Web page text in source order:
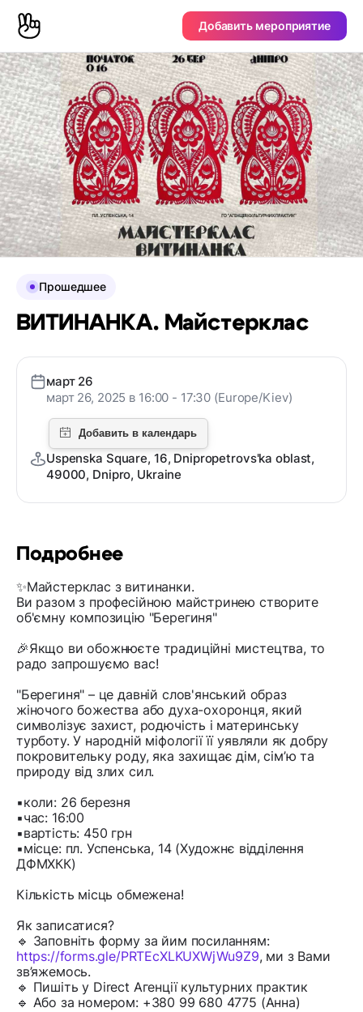
Добавить мероприятие
Подробнее
✨️Майстерклас з витинанки.
Ви разом з професійною майстринею створите
об'ємну композицію "Берегиня"
🎉Якщо ви обожнюєте традиційні мистецтва, то
радо запрошуємо вас!
"Берегиня" – це давній слов'янський образ
жіночого божества або духа-охоронця, який
символізує захист, родючість і материнську
турботу. У народній міфології її уявляли як добру
покровительку роду, яка захищає дім, сім’ю та
природу від злих сил.
▪️коли: 26 березня
▪️час: 16:00
▪️вартість: 450 грн
▪️місце: пл. Успенська, 14 (Художнє відділення
ДФМХКК)
Кількість місць обмежена!
Як записатися?
🔹 Заповніть форму за йим посиланням:
https://forms.gle/PRTEcXLKUXWjWu9Z9, ми з Вами
зв’яжемось.
🔹 Пишіть у Direct Агенції культурних практик
🔹 Або за номером: +380 99 680 4775 (Анна)
Прошедшее
ВИТИНАНКА. Майстерклас
март 26
март 26, 2025 в 16:00 - 17:30 (Europe/Kiev)
Uspenska Square, 16, Dnipropetrovs'ka oblast,
49000, Dnipro, Ukraine